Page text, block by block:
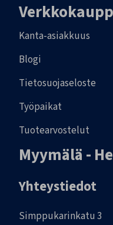
Kanta-asiakkuus
Blogi
Tietosuojaseloste
Työpaikat
Tuotearvostelut
Myymälä -
Yhteystiedot
Simppukarinkatu 3